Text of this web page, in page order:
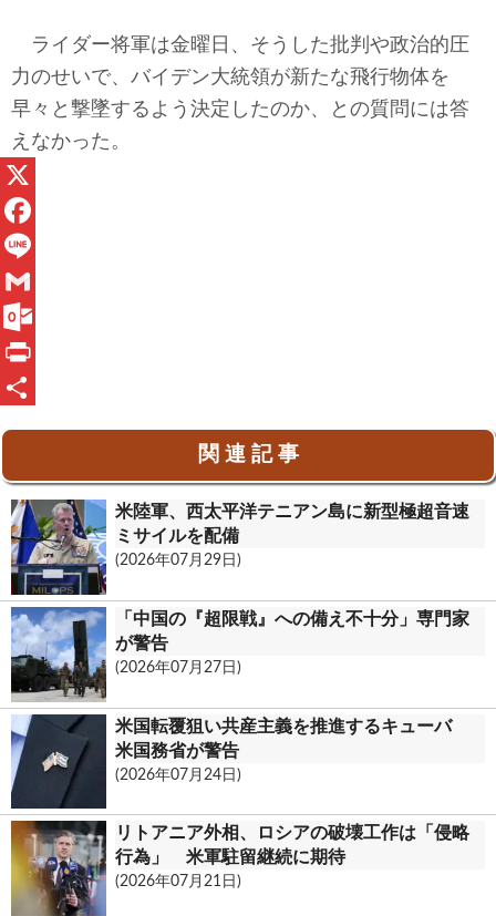
ライダー将軍は金曜日、そうした批判や政治的圧
力のせいで、バイデン大統領が新たな飛行物体を
早々と撃墜するよう決定したのか、との質問には答
えなかった。
X
F
a
c
e
b
L
n
e
G
m
a
O
u
.
m
P
関 連 記 事
米陸軍、西太平洋テニアン島に新型極超音速
ミサイルを配備
(2026年07月29日)
「中国の『超限戦』への備え不十分」専門家
が警告
(2026年07月27日)
米国転覆狙い共産主義を推進するキューバ
米国務省が警告
(2026年07月24日)
リトアニア外相、ロシアの破壊工作は「侵略
行為」 米軍駐留継続に期待
(2026年07月21日)